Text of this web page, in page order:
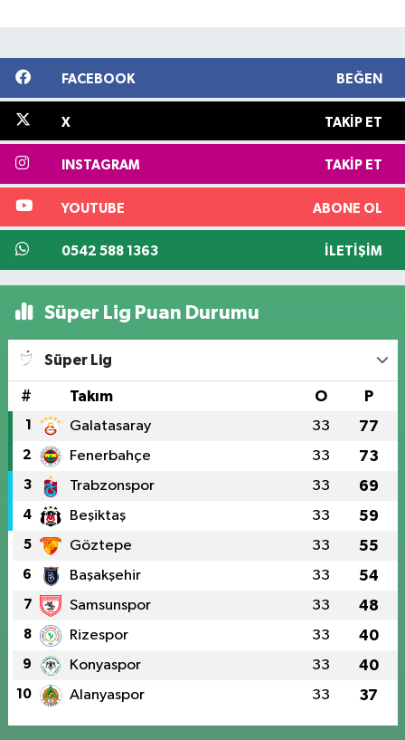
FACEBOOK BEĞEN
X TAKIP ET
INSTAGRAM TAKIP ET
YOUTUBE ABONE OL
0542 588 1363 İLETIŞIM
Süper Lig Puan Durumu
Süper Lig
# Takım O P
1 Galatasaray 33 77
2 Fenerbahçe 33 73
3 Trabzonspor 33 69
4 Beşiktaş 33 59
5 Göztepe 33 55
6 Başakşehir 33 54
7 Samsunspor 33 48
8 Rizespor 33 40
9 Konyaspor 33 40
10 Alanyaspor 33 37